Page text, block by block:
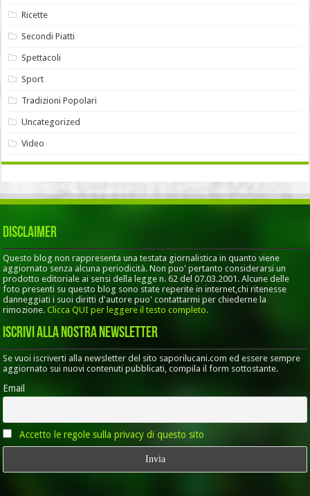
Ricette
Secondi Piatti
Spettacoli
Sport
Tradizioni Popolari
Uncategorized
Video
Disclaimer
Questo blog non rappresenta una testata giornalistica in quanto viene
aggiornato senza alcuna periodicità. Non puo' pertanto considerarsi un
prodotto editoriale ai sensi della legge n. 62 del 07.03.2001. Alcune delle
foto presenti su questo blog sono state reperite in internet,chi ritenesse
danneggiati i suoi diritti d'autore puo' contattarmi per chiederne la
rimozione.Clicca QUI per leggere il testo completo.
Iscrivi alla nostra Newsletter
Se vuoi iscriverti alla newsletter del sito saporilucani.com ed essere sempre
aggiornato sui nuovi contenuti pubblicati, compila il form sottostante.
Email
Accetto le regole sulla privacy di questo sito